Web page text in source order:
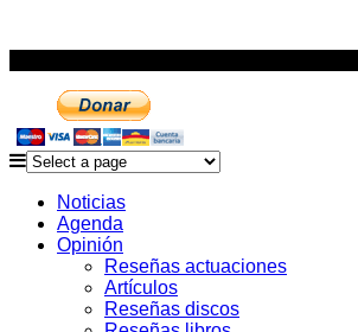
Noticias
Agenda
Opinión
Reseñas actuaciones
Artículos
Reseñas discos